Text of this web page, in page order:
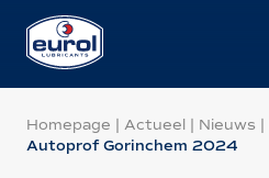
Homepage | Actueel | Nieuws |
Autoprof Gorinchem 2024